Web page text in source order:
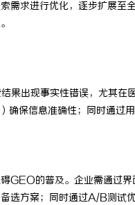
需求进行优化，逐步扩展
出现事实性错误，尤其在
确保信息准确性；同时通过
GEO的普及。企业需通过
方案；同时通过A/B测试